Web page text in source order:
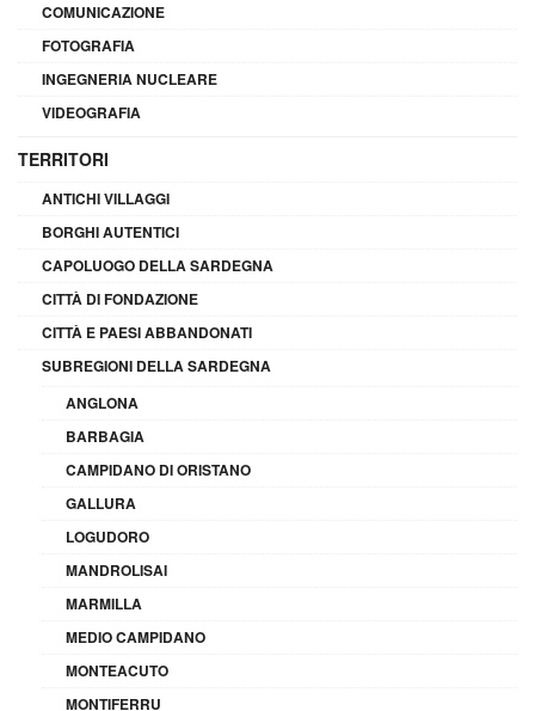
COMUNICAZIONE
FOTOGRAFIA
INGEGNERIA NUCLEARE
VIDEOGRAFIA
TERRITORI
ANTICHI VILLAGGI
BORGHI AUTENTICI
CAPOLUOGO DELLA SARDEGNA
CITTÀ DI FONDAZIONE
CITTÀ E PAESI ABBANDONATI
SUBREGIONI DELLA SARDEGNA
ANGLONA
BARBAGIA
CAMPIDANO DI ORISTANO
GALLURA
LOGUDORO
MANDROLISAI
MARMILLA
MEDIO CAMPIDANO
MONTEACUTO
MONTIFERRU